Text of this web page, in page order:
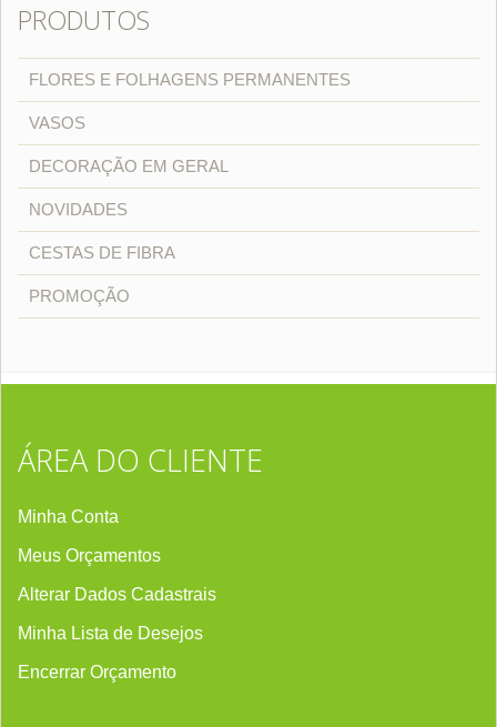
PRODUTOS
FLORES E FOLHAGENS PERMANENTES
VASOS
DECORAÇÃO EM GERAL
NOVIDADES
CESTAS DE FIBRA
PROMOÇÃO
ÁREA DO CLIENTE
Minha Conta
Meus Orçamentos
Alterar Dados Cadastrais
Minha Lista de Desejos
Encerrar Orçamento